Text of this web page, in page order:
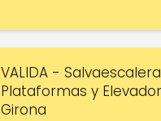
VALIDA -
Plataformas y
Girona